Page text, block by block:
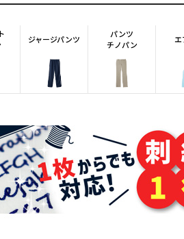
ジャージパンツ
パンツ
チノパン
エ